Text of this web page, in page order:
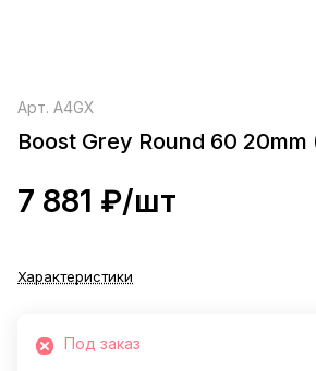
Арт. A4GX
Boost Grey Round 60
7 881 ₽/шт
Характеристики
Под заказ